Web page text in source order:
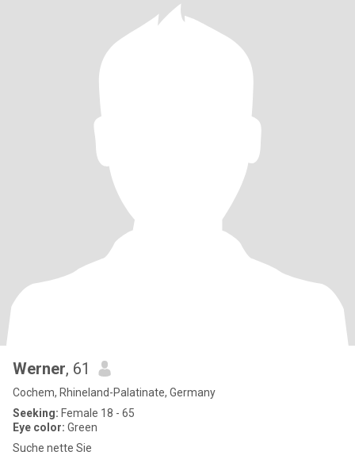
Werner, 61
Cochem, Rhineland-Palatinate, Germany
Seeking: Female 18 - 65
Eye color: Green
Suche nette Sie